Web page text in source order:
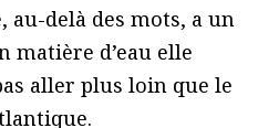
au-delà des mots, a un
matière d’eau elle
aller plus loin que le